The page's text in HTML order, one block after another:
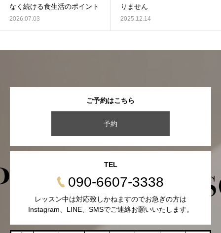
なく続ける食生活のポイント
2026.07.03
りません
2025.12.14
ご予約はこちら
予約
TEL
090-6607-3338
レッスン中は対応致しかねますのでお急ぎの方は
Instagram、LINE、SMSでご連絡お願いいたします。